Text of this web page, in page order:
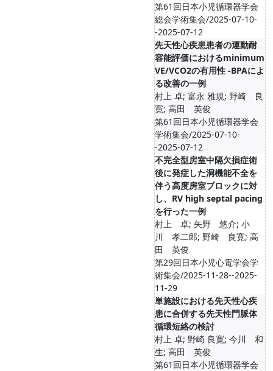
第61回日本小児循環器学会
総会学術集会/2025-07-10-
-2025-07-12
先天性心疾患患者の運動耐
容能評価におけるminimum
VE/VCO2の有用性 -BPAによ
る改善の一例
村上 卓; 富永 雅規; 野崎 良
寛; 高田 英俊
第61回日本小児循環器学会
学術集会/2025-07-10-
-2025-07-12
不完全型房室中隔欠損症術
後に発症した洞機能不全を
伴う高度房室ブロックに対
し、RV high septal pacing
を行った一例
村上 卓; 矢野 悠介; 小
川 孝二郎; 野崎 良寛; 高
田 英俊
第29回日本小児心電学会学
術集会/2025-11-28--2025-
11-29
単施設における先天性心疾
患に合併する先天性門脈体
循環短絡の検討
村上 卓; 野崎 良寛; 今川 和
生; 高田 英俊
第61回日本小児循環器学会